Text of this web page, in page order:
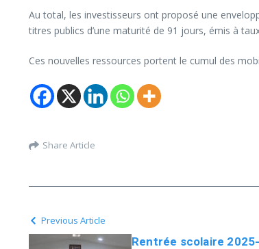
Au total, les investisseurs ont proposé une
titres publics d’une maturité de 91 jours, émis à
Ces nouvelles ressources portent le cumul des
Share Article
Previous Article
Rentrée scolaire